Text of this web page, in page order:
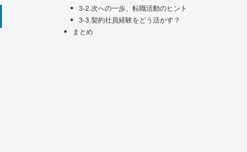
3-2.次への一歩、転職活動のヒント
3-3.契約社員経験をどう活かす？
まとめ